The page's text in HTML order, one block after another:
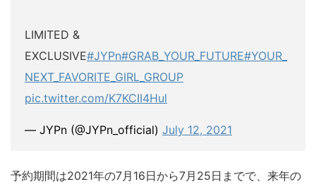
LIMITED &
EXCLUSIVE#JYPn#GRAB_YOUR_FUTURE#YOUR_
NEXT_FAVORITE_GIRL_GROUP
pic.twitter.com/K7KCII4Hul
— JYPn (@JYPn_official) July 12, 2021
予約期間は2021年の7月16日から7月25日までで、来年の